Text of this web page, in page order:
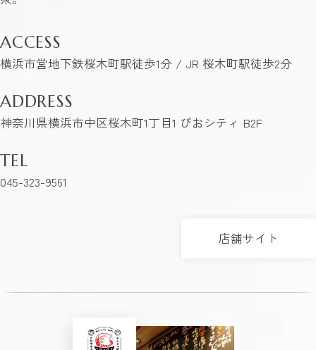
ACCESS
横浜市営地下鉄桜木町駅徒歩1分 / JR 桜木町駅徒歩2分
ADDRESS
神奈川県横浜市中区桜木町1丁目1 ぴおシティ B2F
TEL
045-323-9561
店舗サイト